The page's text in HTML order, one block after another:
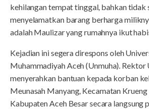
kehilangan tempat tinggal, bahkan tidak
menyelamatkan barang berharga
adalah Maulizar yang rumahnya ikut
Kejadian ini segera direspons oleh
Muhammadiyah Aceh (Unmuha). Rektor
menyerahkan bantuan kepada korban
Meunasah Manyang, Kecamatan Krueng
Kabupaten Aceh Besar secara langsung